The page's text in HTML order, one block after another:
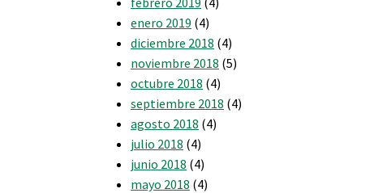
enero 2019 (4)
diciembre 2018 (4)
noviembre 2018 (5)
octubre 2018 (4)
septiembre 2018 (4)
agosto 2018 (4)
julio 2018 (4)
junio 2018 (4)
mayo 2018 (4)